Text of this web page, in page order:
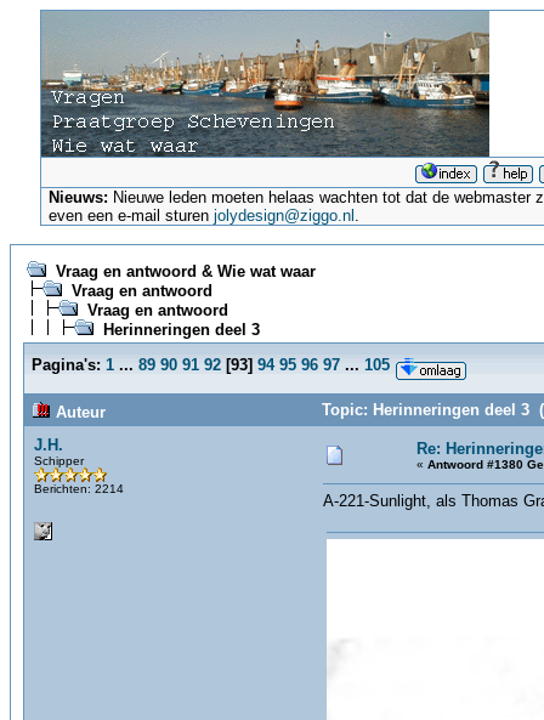
Nieuws: Nieuwe leden moeten helaas wachten tot dat de
even een e-mail sturenjolydesign@ziggo.nl .
Vraag en antwoord & Wie wat waar
Vraag en antwoord
Vraag en antwoord
Herinneringen deel 3
Pagina's: 1 ... 89 90 91 92 [93] 94 95 96 97 ... 105
Auteur
Topic: Herinneringen deel 3
J.H.
Schipper
Berichten: 2214
Re:
« Antwoord #1380
A-221-Sunlight, als Thomas